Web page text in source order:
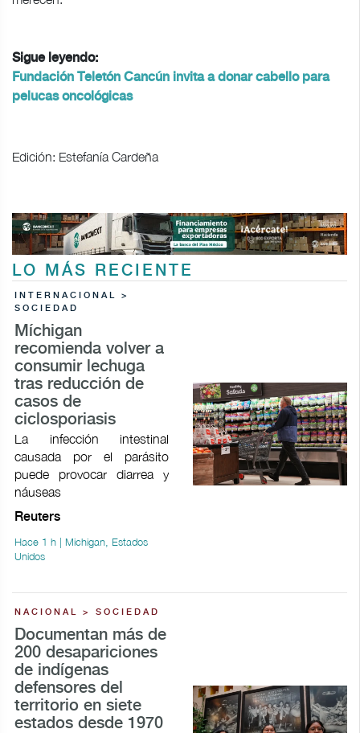
Sigue leyendo:
Fundación Teletón Cancún invita a donar cabello para
pelucas oncológicas
Edición: Estefanía Cardeña
LO MÁS RECIENTE
INTERNACIONAL >
SOCIEDAD
Míchigan
recomienda volver a
consumir lechuga
tras reducción de
casos de
ciclosporiasis
La infección intestinal
causada por el parásito
puede provocar ​diarrea y
náuseas
Reuters
Hace 1 h | Michigan, Estados
Unidos
NACIONAL > SOCIEDAD
Documentan más de
200 desapariciones
de indígenas
defensores del
territorio en siete
estados desde 1970